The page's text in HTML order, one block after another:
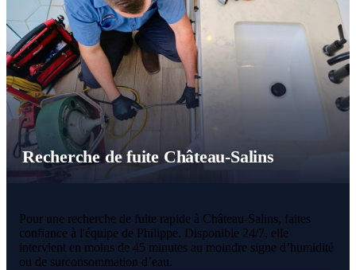
Recherche de fuite Château-Salins
Pour une recherche de fuite rapide à Château-Salins, faites
confiance à l'équipe de Philippe. Disponible 24/7, elle
intervient en moins de 45 minutes au moindre signe d’humidité
ou de surconsommation d’eau.